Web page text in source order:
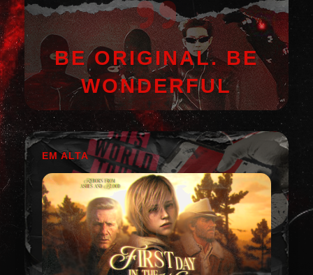
BE ORIGINAL. BE
WONDERFUL
EM ALTA